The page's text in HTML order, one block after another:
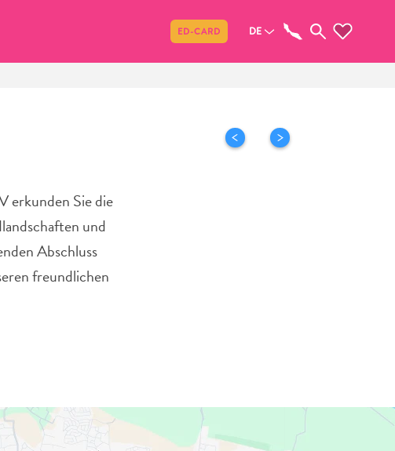
ED-CARD DE
erkunden Sie die
und
Abschluss
freundlichen
Teilen